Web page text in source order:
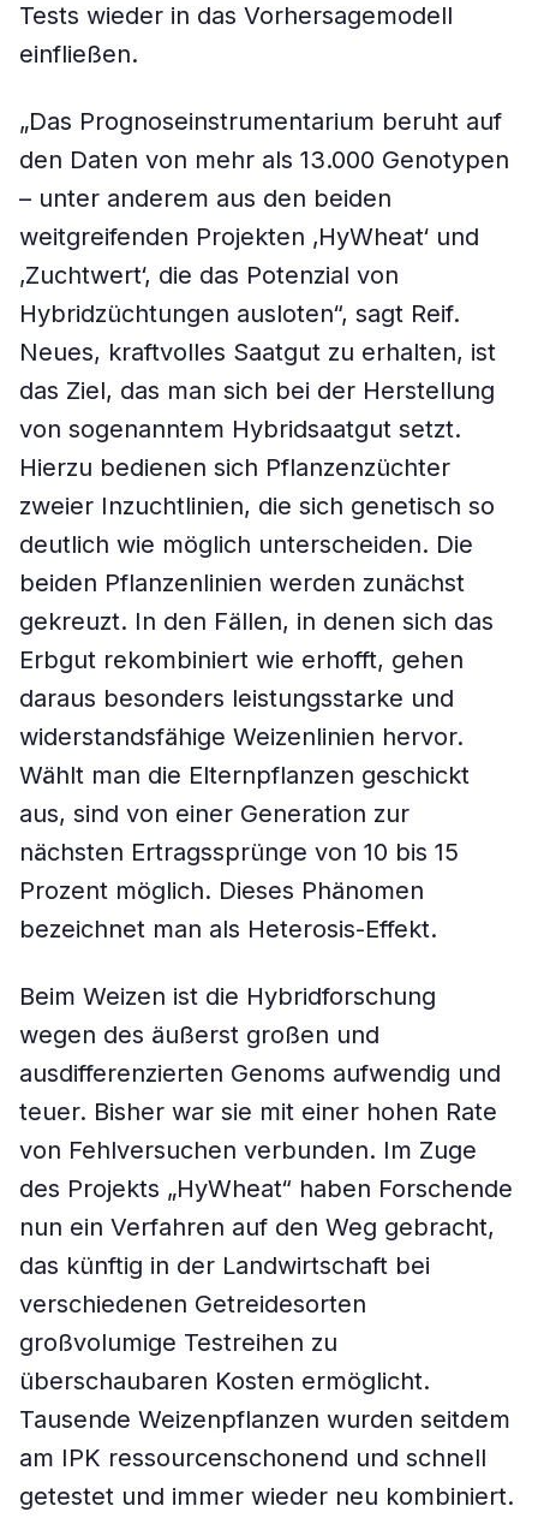
Tests wieder in das Vorhersagemodell
einfließen.
„Das Prognoseinstrumentarium beruht auf
den Daten von mehr als 13.000 Genotypen
– unter anderem aus den beiden
weitgreifenden Projekten ‚HyWheat‘ und
‚Zuchtwert‘, die das Potenzial von
Hybridzüchtungen ausloten“, sagt Reif.
Neues, kraftvolles Saatgut zu erhalten, ist
das Ziel, das man sich bei der Herstellung
von sogenanntem Hybridsaatgut setzt.
Hierzu bedienen sich Pflanzenzüchter
zweier Inzuchtlinien, die sich genetisch so
deutlich wie möglich unterscheiden. Die
beiden Pflanzenlinien werden zunächst
gekreuzt. In den Fällen, in denen sich das
Erbgut rekombiniert wie erhofft, gehen
daraus besonders leistungsstarke und
widerstandsfähige Weizenlinien hervor.
Wählt man die Elternpflanzen geschickt
aus, sind von einer Generation zur
nächsten Ertragssprünge von 10 bis 15
Prozent möglich. Dieses Phänomen
bezeichnet man als Heterosis-Effekt.
Beim Weizen ist die Hybridforschung
wegen des äußerst großen und
ausdifferenzierten Genoms aufwendig und
teuer. Bisher war sie mit einer hohen Rate
von Fehlversuchen verbunden. Im Zuge
des Projekts „HyWheat“ haben Forschende
nun ein Verfahren auf den Weg gebracht,
das künftig in der Landwirtschaft bei
verschiedenen Getreidesorten
großvolumige Testreihen zu
überschaubaren Kosten ermöglicht.
Tausende Weizenpflanzen wurden seitdem
am IPK ressourcenschonend und schnell
getestet und immer wieder neu kombiniert.